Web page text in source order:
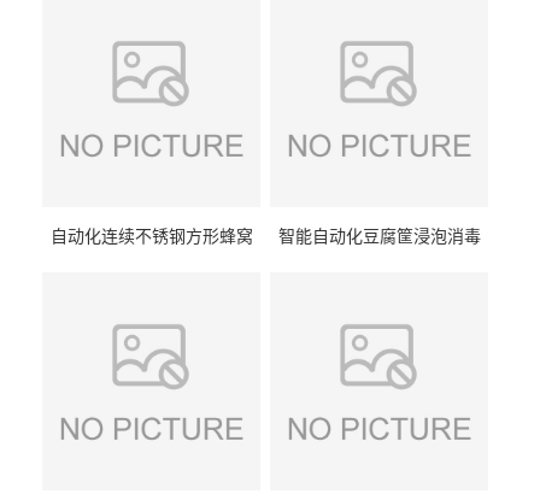
自动化连续不锈钢方形蜂窝
智能自动化豆腐筐浸泡消毒